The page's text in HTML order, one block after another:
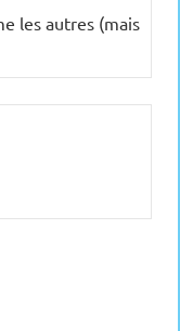
les autres (mais